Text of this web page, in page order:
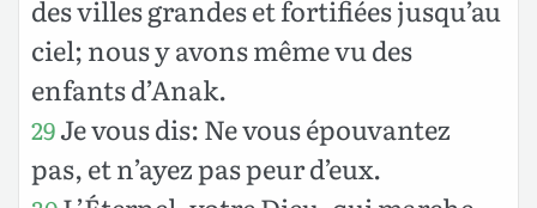
des villes grandes et fortifiées jusqu’au
ciel; nous y avons même vu des
enfants d’Anak.
29Je vous dis: Ne vous épouvantez
pas, et n’ayez pas peur d’eux.